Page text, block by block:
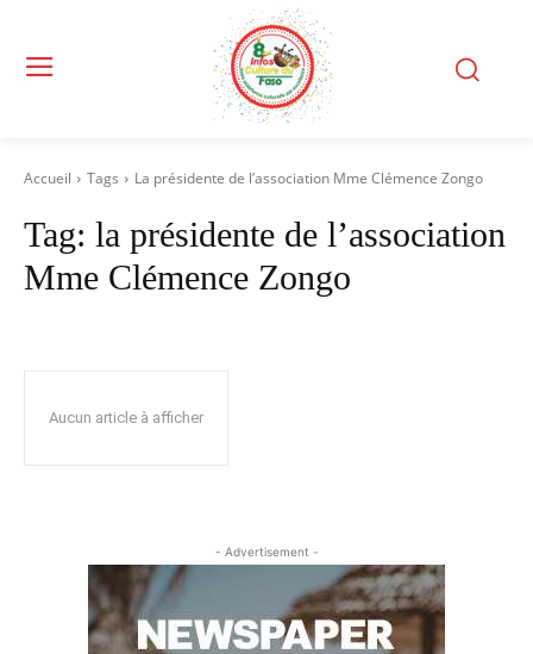
Accueil Tags La présidente de l’association Mme Clémence Zongo
Tag: la présidente de l’association
Mme Clémence Zongo
Aucun article à afficher
- Advertisement -